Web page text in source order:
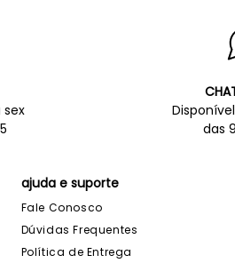
sex
das
ajuda e suporte
Fale Conosco
Dúvidas Frequentes
Política de Entrega